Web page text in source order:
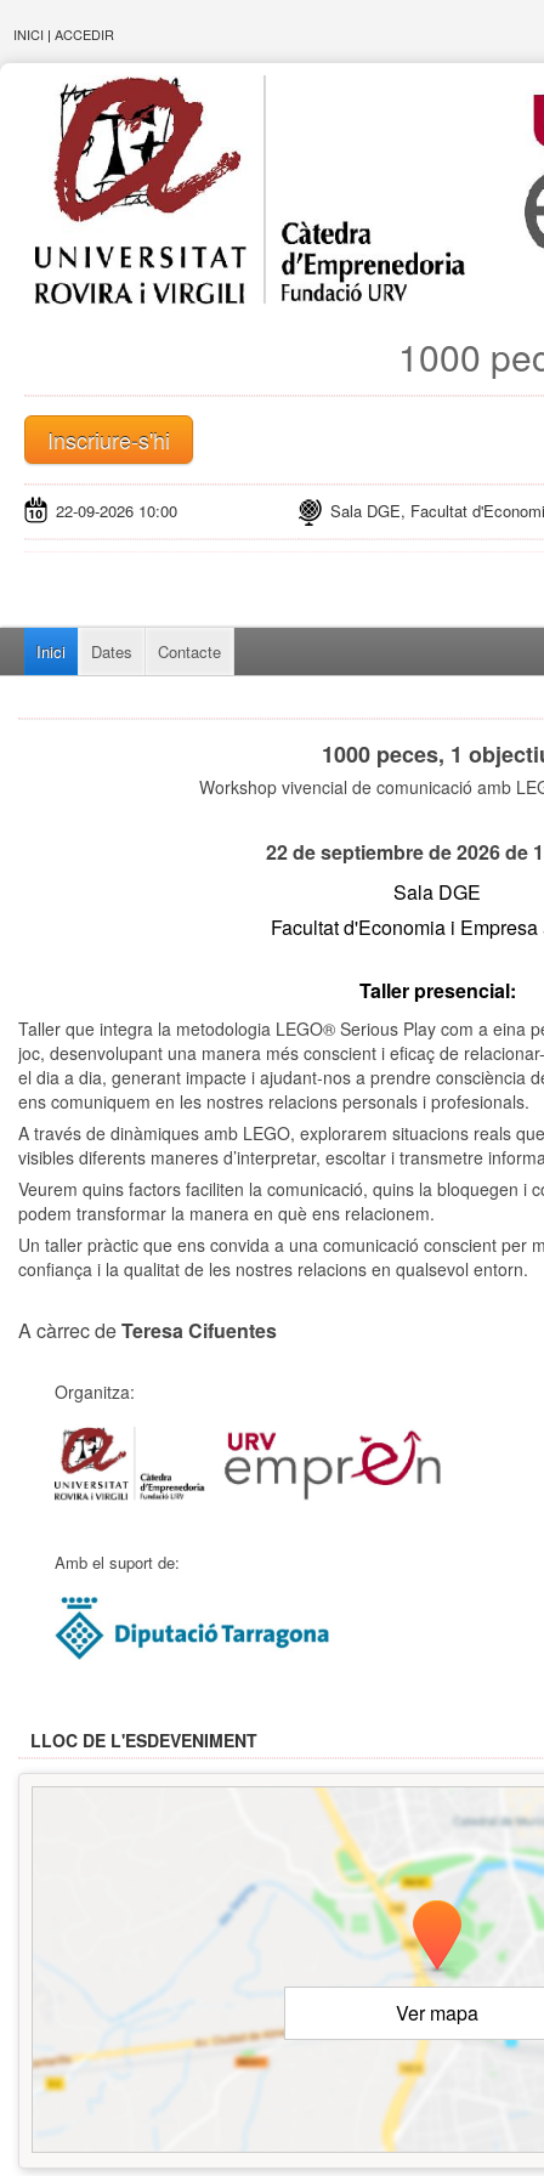
INICI | ACCEDIR
1000
Inscriure-s'hi
22-09-2026 10:00 Sala DGE, Facultat
Inici Dates Contacte
1000 peces, 1
Workshop vivencial de comunicació amb
22 de septiembre de 2026 de
Sala DGE
Facultat d'Economia i Empresa
Taller presencial:
Taller que integra la metodologia LEGO® Serious Play com a eina
joc, desenvolupant una manera més conscient i eficaç de
el dia a dia, generant impacte i ajudant-nos a prendre consciència
ens comuniquem en les nostres relacions personals i profesionals.
A través de dinàmiques amb LEGO, explorarem situacions reals
visibles diferents maneres d’interpretar, escoltar i transmetre
Veurem quins factors faciliten la comunicació, quins la bloquegen i
podem transformar la manera en què ens relacionem.
Un taller pràctic que ens convida a una comunicació conscient per
confiança i la qualitat de les nostres relacions en qualsevol entorn.
A càrrec deTeresa Cifuentes
Organitza:
Amb el suport de:
LLOC DE L'ESDEVENIMENT
Ver mapa